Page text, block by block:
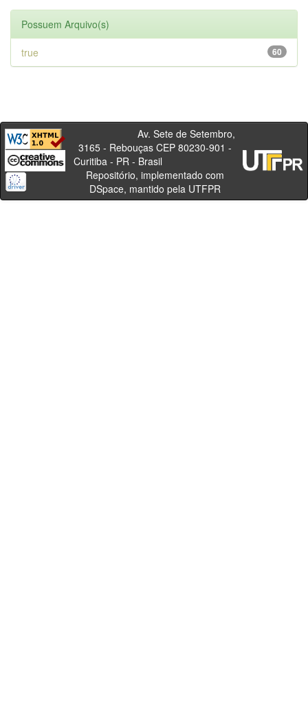
Possuem Arquivo(s)
60
true
Av. Sete de Setembro,
3165 - Rebouças CEP 80230-901 -
Curitiba - PR - Brasil
Repositório, implementado com
DSpace, mantido pela UTFPR